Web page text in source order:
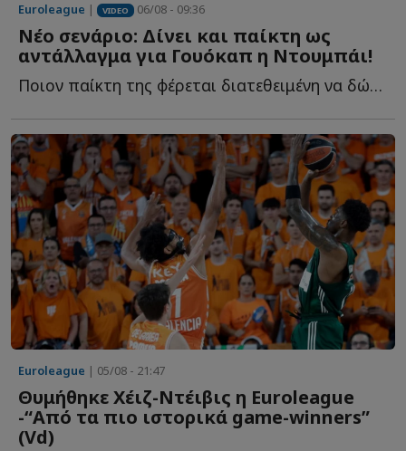
Euroleague | VIDEO 06/08 - 09:36
Νέο σενάριο: Δίνει και παίκτη ως
αντάλλαγμα για Γουόκαπ η Ντουμπάι!
Ποιον παίκτη της φέρεται διατεθειμένη να δώσει στον Ο...
Euroleague | 05/08 - 21:47
Θυμήθηκε Χέιζ-Ντέιβις η Euroleague
-“Από τα πιο ιστορικά game-winners”
(Vd)